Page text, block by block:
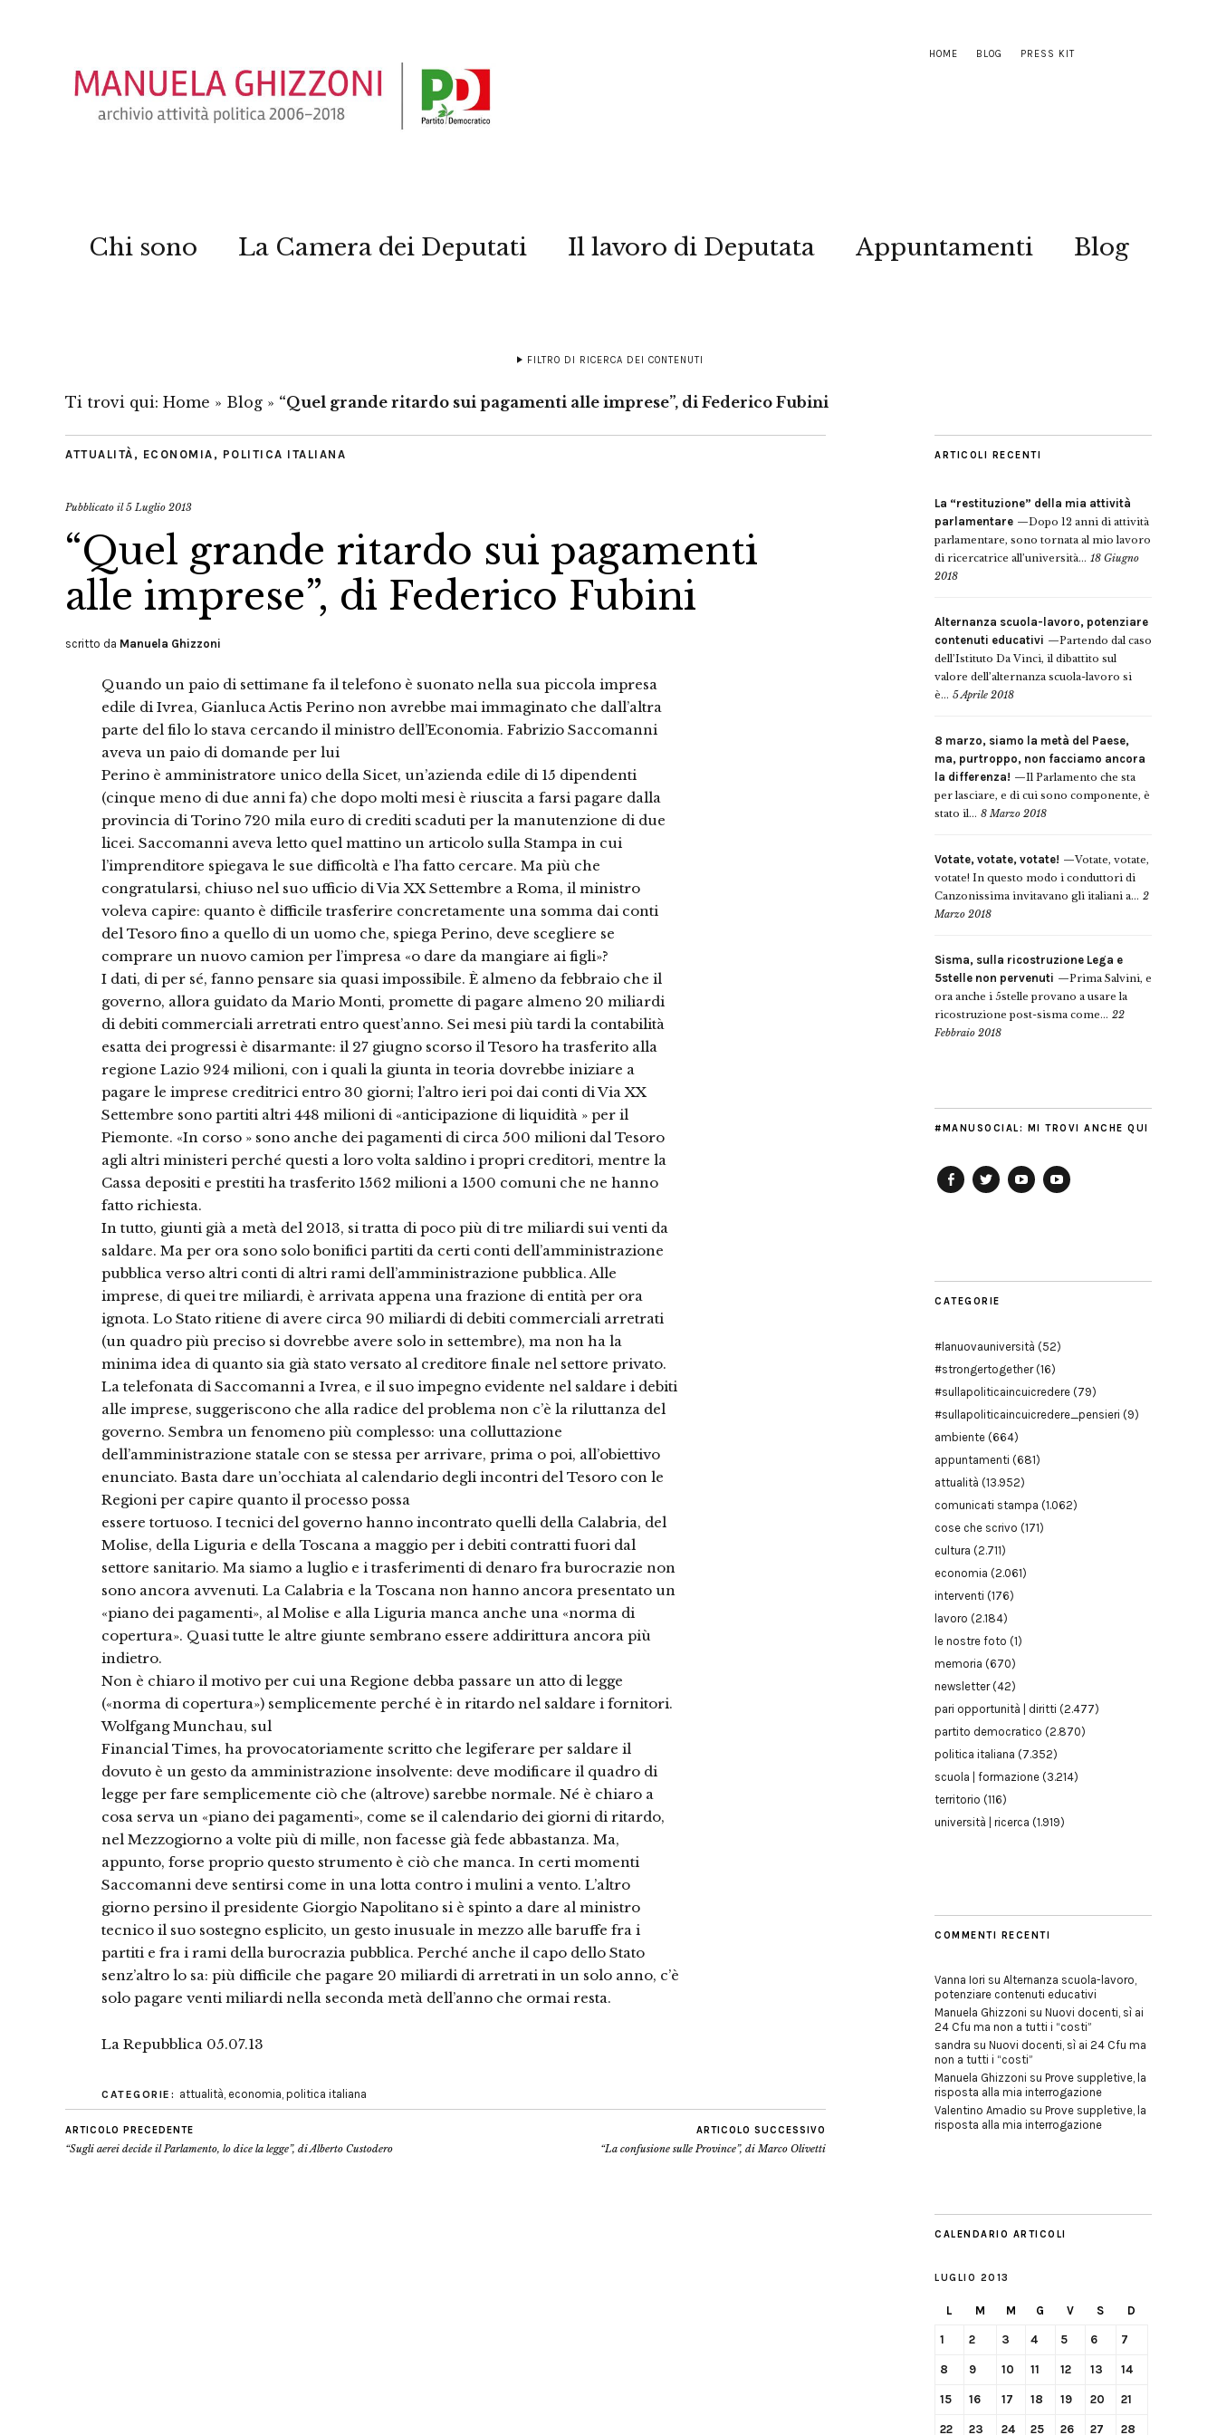
HOME BLOG PRESS KIT
Chi sono La Camera dei Deputati Il lavoro di Deputata Appuntamenti Blog
FILTRO DI RICERCA DEI CONTENUTI
Ti trovi qui: Home » Blog » “Quel grande ritardo sui pagamenti alle imprese”, di Federico Fubini
ATTUALITÀ , ECONOMIA , POLITICA ITALIANA
Pubblicato il5 Luglio 2013
“Quel grande ritardo sui pagamenti
alle imprese”, di Federico Fubini
scritto da Manuela Ghizzoni
Quando un paio di settimane fa il telefono è suonato nella sua piccola impresa
edile di Ivrea, Gianluca Actis Perino non avrebbe mai immaginato che dall’altra
parte del filo lo stava cercando il ministro dell’Economia. Fabrizio Saccomanni
aveva un paio di domande per lui
Perino è amministratore unico della Sicet, un’azienda edile di 15 dipendenti
(cinque meno di due anni fa) che dopo molti mesi è riuscita a farsi pagare dalla
provincia di Torino 720 mila euro di crediti scaduti per la manutenzione di due
licei. Saccomanni aveva letto quel mattino un articolo sulla Stampa in cui
l’imprenditore spiegava le sue difficoltà e l’ha fatto cercare. Ma più che
congratularsi, chiuso nel suo ufficio di Via XX Settembre a Roma, il ministro
voleva capire: quanto è difficile trasferire concretamente una somma dai conti
del Tesoro fino a quello di un uomo che, spiega Perino, deve scegliere se
comprare un nuovo camion per l’impresa «o dare da mangiare ai figli»?
I dati, di per sé, fanno pensare sia quasi impossibile. È almeno da febbraio che il
governo, allora guidato da Mario Monti, promette di pagare almeno 20 miliardi
di debiti commerciali arretrati entro quest’anno. Sei mesi più tardi la contabilità
esatta dei progressi è disarmante: il 27 giugno scorso il Tesoro ha trasferito alla
regione Lazio 924 milioni, con i quali la giunta in teoria dovrebbe iniziare a
pagare le imprese creditrici entro 30 giorni; l’altro ieri poi dai conti di Via XX
Settembre sono partiti altri 448 milioni di «anticipazione di liquidità » per il
Piemonte. «In corso » sono anche dei pagamenti di circa 500 milioni dal Tesoro
agli altri ministeri perché questi a loro volta saldino i propri creditori, mentre la
Cassa depositi e prestiti ha trasferito 1562 milioni a 1500 comuni che ne hanno
fatto richiesta.
In tutto, giunti già a metà del 2013, si tratta di poco più di tre miliardi sui venti da
saldare. Ma per ora sono solo bonifici partiti da certi conti dell’amministrazione
pubblica verso altri conti di altri rami dell’amministrazione pubblica. Alle
imprese, di quei tre miliardi, è arrivata appena una frazione di entità per ora
ignota. Lo Stato ritiene di avere circa 90 miliardi di debiti commerciali arretrati
(un quadro più preciso si dovrebbe avere solo in settembre), ma non ha la
minima idea di quanto sia già stato versato al creditore finale nel settore privato.
La telefonata di Saccomanni a Ivrea, e il suo impegno evidente nel saldare i debiti
alle imprese, suggeriscono che alla radice del problema non c’è la riluttanza del
governo. Sembra un fenomeno più complesso: una colluttazione
dell’amministrazione statale con se stessa per arrivare, prima o poi, all’obiettivo
enunciato. Basta dare un’occhiata al calendario degli incontri del Tesoro con le
Regioni per capire quanto il processo possa
essere tortuoso. I tecnici del governo hanno incontrato quelli della Calabria, del
Molise, della Liguria e della Toscana a maggio per i debiti contratti fuori dal
settore sanitario. Ma siamo a luglio e i trasferimenti di denaro fra burocrazie non
sono ancora avvenuti. La Calabria e la Toscana non hanno ancora presentato un
«piano dei pagamenti», al Molise e alla Liguria manca anche una «norma di
copertura». Quasi tutte le altre giunte sembrano essere addirittura ancora più
indietro.
Non è chiaro il motivo per cui una Regione debba passare un atto di legge
(«norma di copertura») semplicemente perché è in ritardo nel saldare i fornitori.
Wolfgang Munchau, sul
Financial Times, ha provocatoriamente scritto che legiferare per saldare il
dovuto è un gesto da amministrazione insolvente: deve modificare il quadro di
legge per fare semplicemente ciò che (altrove) sarebbe normale. Né è chiaro a
cosa serva un «piano dei pagamenti», come se il calendario dei giorni di ritardo,
nel Mezzogiorno a volte più di mille, non facesse già fede abbastanza. Ma,
appunto, forse proprio questo strumento è ciò che manca. In certi momenti
Saccomanni deve sentirsi come in una lotta contro i mulini a vento. L’altro
giorno persino il presidente Giorgio Napolitano si è spinto a dare al ministro
tecnico il suo sostegno esplicito, un gesto inusuale in mezzo alle baruffe fra i
partiti e fra i rami della burocrazia pubblica. Perché anche il capo dello Stato
senz’altro lo sa: più difficile che pagare 20 miliardi di arretrati in un solo anno, c’è
solo pagare venti miliardi nella seconda metà dell’anno che ormai resta.
La Repubblica 05.07.13
CATEGORIE: attualità, economia, politica italiana
ARTICOLO PRECEDENTE
“Sugli aerei decide il Parlamento, lo dice la legge”, di Alberto Custodero
ARTICOLO SUCCESSIVO
“La confusione sulle Province”, di Marco Olivetti
ARTICOLI RECENTI
La “restituzione” della mia attività
parlamentare
Dopo 12 anni di attività
parlamentare, sono tornata al mio lavoro
di ricercatrice all’università... 18 Giugno
2018
Alternanza scuola-lavoro, potenziare
contenuti educativi
Partendo dal caso
dell’Istituto Da Vinci, il dibattito sul
valore dell’alternanza scuola-lavoro si
è... 5 Aprile 2018
8 marzo, siamo la metà del Paese,
ma, purtroppo, non facciamo ancora
la differenza!
Il Parlamento che sta
per lasciare, e di cui sono componente, è
stato il... 8 Marzo 2018
Votate, votate, votate!
Votate, votate,
votate! In questo modo i conduttori di
Canzonissima invitavano gli italiani a... 2
Marzo 2018
Sisma, sulla ricostruzione Lega e
5stelle non pervenuti
Prima Salvini, e
ora anche i 5stelle provano a usare la
ricostruzione post-sisma come... 22
Febbraio 2018
#MANUSOCIAL: MI TROVI ANCHE QUI
CATEGORIE
#lanuovauniversità (52)
#strongertogether(16)
#sullapoliticaincuicredere (79)
#sullapoliticaincuicredere_pensieri (9)
ambiente (664)
appuntamenti (681)
attualità (13.952)
comunicati stampa (1.062)
cose che scrivo (171)
cultura (2.711)
economia (2.061)
interventi (176)
lavoro (2.184)
le nostre foto (1)
memoria (670)
newsletter(42)
pari opportunità | diritti (2.477)
partito democratico (2.870)
politica italiana (7.352)
scuola | formazione (3.214)
territorio (116)
università | ricerca (1.919)
COMMENTI RECENTI
Vanna Iori su Alternanza scuola-lavoro,
potenziare contenuti educativi
Manuela Ghizzoni su Nuovi docenti, sì ai
24 Cfu ma non a tutti i “costi”
sandra su Nuovi docenti, sì ai 24 Cfu ma
non a tutti i “costi”
Manuela Ghizzoni su Prove suppletive, la
risposta alla mia interrogazione
Valentino Amadio su Prove suppletive, la
risposta alla mia interrogazione
CALENDARIO ARTICOLI
LUGLIO 2013
L M M G V S D
1 2 3 4 5 6 7
8 9 10 11 12 13 14
15 16 17 18 19 20 21
22 23 24 25 26 27 28